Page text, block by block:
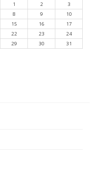
1
2
3
8 9
10
15 16
17
22 23
24
29 30 31